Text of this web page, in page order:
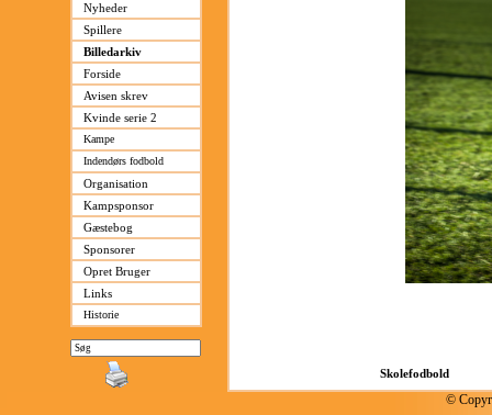
Nyheder
Spillere
Billedarkiv
Forside
Avisen skrev
Kvinde serie 2
Kampe
Indendørs fodbold
Organisation
Kampsponsor
Gæstebog
Sponsorer
Opret Bruger
Links
Historie
©